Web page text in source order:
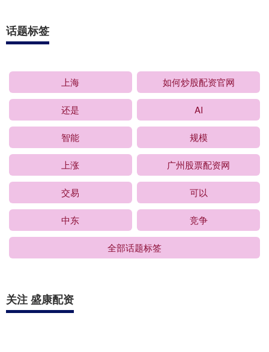
话题标签
上海 如何炒股配资官网
还是 AI
智能 规模
上涨 广州股票配资网
交易 可以
中东 竞争
全部话题标签
关注 盛康配资